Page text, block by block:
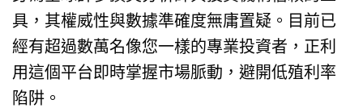
具，其權威性與數據準確度無庸置疑。目前已
經有超過數萬名像您一樣的專業投資者，正利
用這個平台即時掌握市場脈動，避開低殖利率
陷阱。